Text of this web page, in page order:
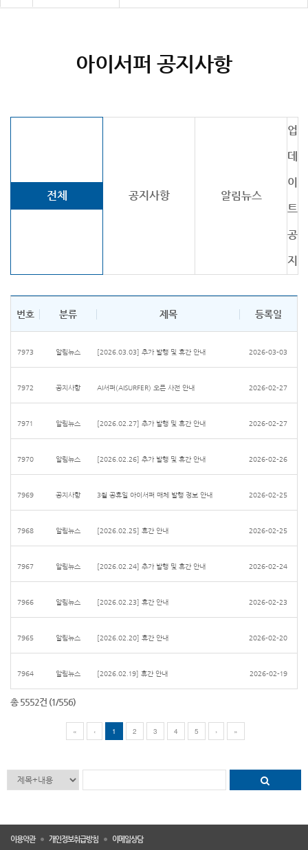
아이서퍼 공지사항
전체 공지사항 알림뉴스
업
데
이
트
공
지
번호 분류 제목 등록일
7973 알림뉴스 [2026.03.03] 추가 발행 및 휴간 안내 2026-03-03
7972 공지사항 AI서퍼(AISURFER) 오픈 사전 안내 2026-02-27
7971 알림뉴스 [2026.02.27] 추가 발행 및 휴간 안내 2026-02-27
7970 알림뉴스 [2026.02.26] 추가 발행 및 휴간 안내 2026-02-26
7969 공지사항 3월 공휴일 아이서퍼 매체 발행 정보 안내 2026-02-25
7968 알림뉴스 [2026.02.25] 휴간 안내 2026-02-25
7967 알림뉴스 [2026.02.24] 추가 발행 및 휴간 안내 2026-02-24
7966 알림뉴스 [2026.02.23] 휴간 안내 2026-02-23
7965 알림뉴스 [2026.02.20] 휴간 안내 2026-02-20
7964 알림뉴스 [2026.02.19] 휴간 안내 2026-02-19
총 5552건 (1/556)
« ‹ 1 2 3 4 5 › »
이용약관 개인정보취급방침 이메일상담